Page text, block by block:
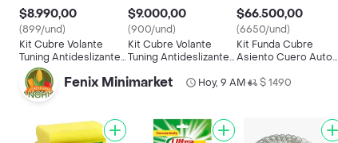
$8.990,00
(899/und)
Kit Cubre Volante
Tuning Antideslizante
Silicón Palanca Pomo
$9.000,00
(900/und)
Kit Cubre Volante
Tuning Antideslizante
$66.500,00
(6650/und)
Kit Funda Cubre
Asiento Cuero Auto
Piezas
Fenix Minimarket Hoy, 9 AM• $ 1490